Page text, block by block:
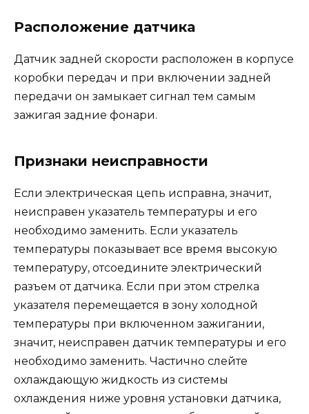
Расположение датчика
Датчик задней скорости расположен в корпусе
коробки передач и при включении задней
передачи он замыкает сигнал тем самым
зажигая задние фонари.
Признаки неисправности
Если электрическая цепь исправна, значит,
неисправен указатель температуры и его
необходимо заменить. Если указатель
температуры показывает все время высокую
температуру, отсоедините электрический
разъем от датчика. Если при этом стрелка
указателя перемещается в зону холодной
температуры при включенном зажигании,
значит, неисправен датчик температуры и его
необходимо заменить. Частично слейте
охлаждающую жидкость из системы
охлаждения ниже уровня установки датчика,